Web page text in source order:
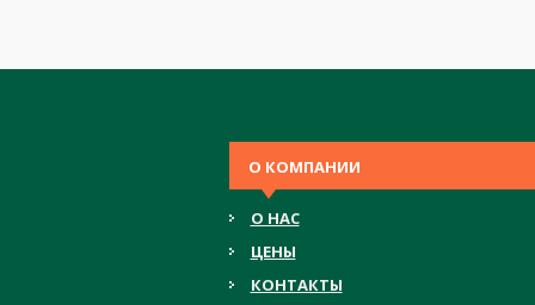
О КОМПАНИИ
О НАС
ЦЕНЫ
КОНТАКТЫ